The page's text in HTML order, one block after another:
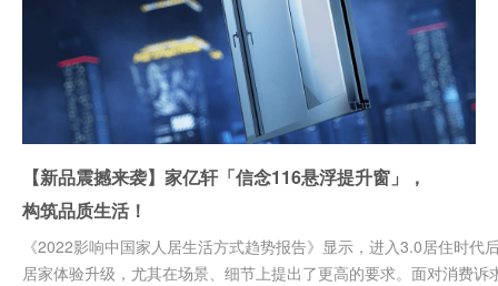
【新品震撼来袭】家亿轩「信念116悬浮提升窗」，
构筑品质生活！
《2022影响中国家人居生活方式趋势报告》显示，进入3.0居住时
居家体验升级，尤其在场景、细节上提出了更高的要求。面对消费诉